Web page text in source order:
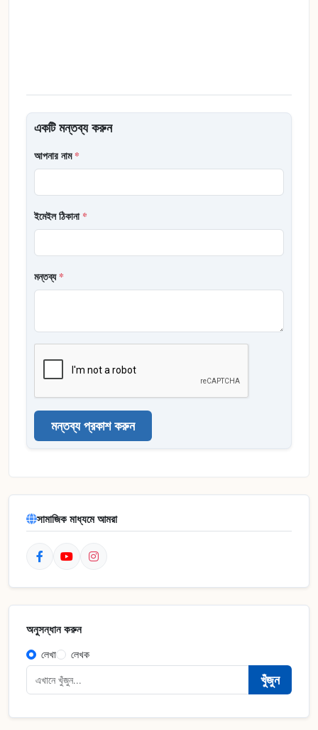
একটি মন্তব্য করুন
আপনার নাম*
ইমেইল ঠিকানা*
মন্তব্য*
মন্তব্য প্রকাশ করুন
সামাজিক মাধ্যমে আমরা
অনুসন্ধান করুন
লেখা লেখক
খুঁজুন